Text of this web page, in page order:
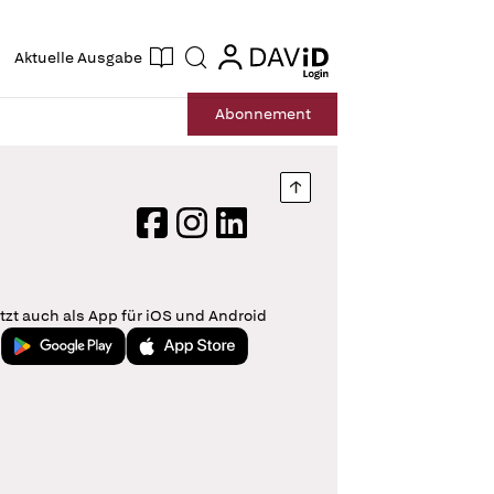
Aktuelle Ausgabe Suche login
login
Abonnement
Nach oben springen
FacebookInstagram
LinkedIn
auch als App für iOS und Android
Jetzt bei Google PlayLaden im App Store